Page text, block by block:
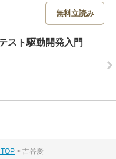
無料立読み
スト駆動開発入門
吉谷愛